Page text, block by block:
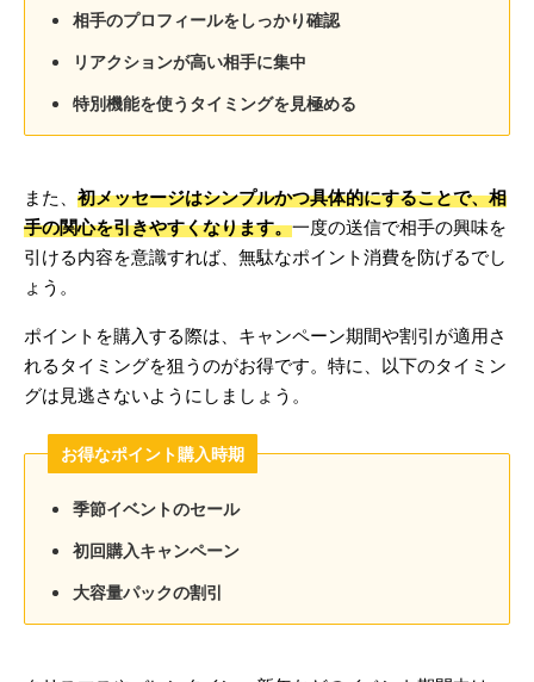
相手のプロフィールをしっかり確認
リアクションが高い相手に集中
特別機能を使うタイミングを見極める
また、 初メッセージはシンプルかつ具体的にすることで、相
手の関心を引きやすくなります。一度の送信で相手の興味を
引ける内容を意識すれば、無駄なポイント消費を防げるでし
ょう。
ポイントを購入する際は、キャンペーン期間や割引が適用さ
れるタイミングを狙うのがお得です。特に、以下のタイミン
グは見逃さないようにしましょう。
お得なポイント購入時期
季節イベントのセール
初回購入キャンペーン
大容量パックの割引